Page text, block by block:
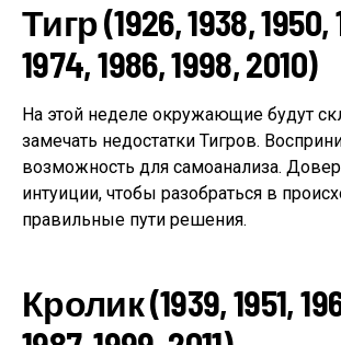
Тигр (1926, 1938, 1950,
1974, 1986, 1998, 2010)
На этой неделе окружающие будут
замечать недостатки Тигров.
возможность для самоанализа.
интуиции, чтобы разобраться в
правильные пути решения.
Кролик (1939, 1951,